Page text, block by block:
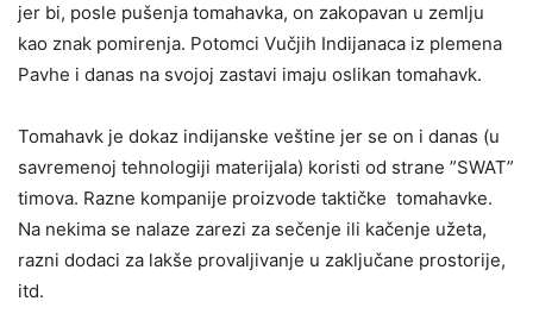
jer bi, posle pušenja tomahavka, on zakopavan u zemlju
kao znak pomirenja. Potomci Vučjih Indijanaca iz plemena
Pavhe i danas na svojoj zastavi imaju oslikan tomahavk.
Tomahavk je dokaz indijanske veštine jer se on i danas (u
savremenoj tehnologiji materijala) koristi od strane ”SWAT”
timova. Razne kompanije proizvode taktičke tomahavke.
Na nekima se nalaze zarezi za sečenje ili kačenje užeta,
razni dodaci za lakše provaljivanje u zaključane prostorije,
itd.